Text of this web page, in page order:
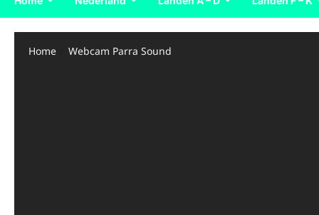
Home Webcam Parra Sound